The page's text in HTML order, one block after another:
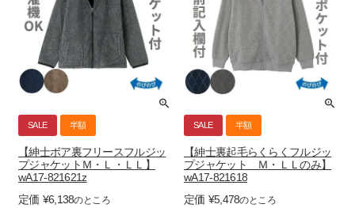
SALE 半額
【紳士ボア裏フリースフルジッ
プジャケットＭ・Ｌ・ＬＬ】
wA17-821621z
定価 ¥6,138のところ
SALE 半額
【紳士裏起毛らくらくフルジッ
プジャケット Ｍ・ＬＬのみ】
wA17-821618
定価 ¥5,478のところ